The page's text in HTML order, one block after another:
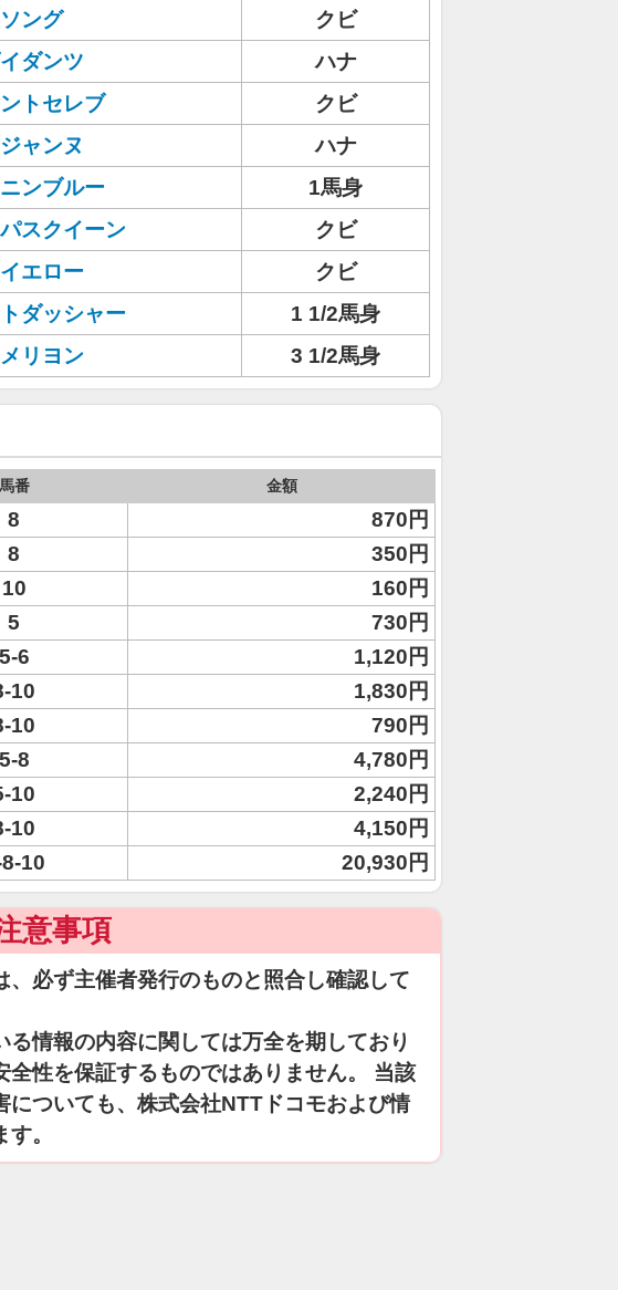
ング
クビ
ダンツ
ハナ
トセレブ
クビ
ャンヌ
ハナ
ンブルー
1馬身
スクイーン
クビ
エロー
クビ
ダッシャー
1 1/2馬身
リヨン 3 1/2馬身
馬番 金額
8 870円
8
350円
10
160円
5
730円
5-6
1,120円
10 1,830円
10
790円
5-8
4,780円
10
2,240円
10
4,150円
10 20,930円
意事項
必ず主催者発行のものと照合し確認して
情報の内容に関しては万全を期しており
全性を保証するものではありません。 当該
ついても、株式会社NTTドコモおよび情
。